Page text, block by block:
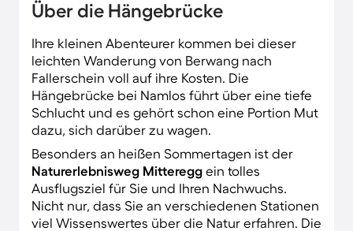
Über die Hängebrücke
Ihre kleinen Abenteurer kommen bei dieser
leichten Wanderung von Berwang nach
Fallerschein voll auf ihre Kosten. Die
Hängebrücke bei Namlos führt über eine tiefe
Schlucht und es gehört schon eine Portion Mut
dazu, sich darüber zu wagen.
Besonders an heißen Sommertagen ist der
Naturerlebnisweg Mitteregg ein tolles
Ausflugsziel für Sie und Ihren Nachwuchs.
Nicht nur, dass Sie an verschiedenen Stationen
viel Wissenswertes über die Natur erfahren. Die